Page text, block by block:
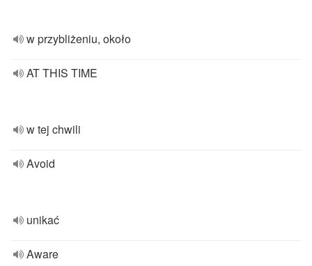
w przybliżeniu, około
AT THIS TIME
w tej chwili
Avoid
unikać
Aware